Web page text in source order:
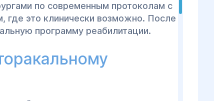
по современным протоколам с
где это клинически возможно. После
программу реабилитации.